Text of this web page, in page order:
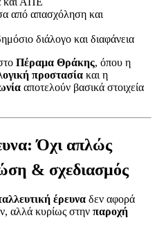
από απασχόληση και
διάλογο και διαφάνεια
Πέραμα Θράκης, όπου η
προστασία και η
αποτελούν βασικά στοιχεία
Όχι απλώς
& σχεδιασμός
έρευνα δεν αφορά
αλλά κυρίως στην παροχή